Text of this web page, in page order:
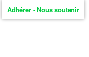
Adhérer - Nous soutenir